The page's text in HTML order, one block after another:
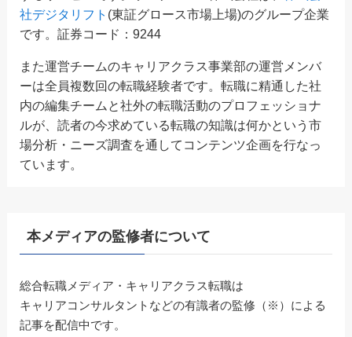
社デジタリフト (東証グロース市場上場)のグループ企業
です。証券コード：9244
また運営チームのキャリアクラス事業部の運営メンバ
ーは全員複数回の転職経験者です。転職に精通した社
内の編集チームと社外の転職活動のプロフェッショナ
ルが、読者の今求めている転職の知識は何かという市
場分析・ニーズ調査を通してコンテンツ企画を行なっ
ています。
本メディアの監修者について
総合転職メディア・キャリアクラス転職は
キャリアコンサルタントなどの有識者の監修（※）による
記事を配信中です。